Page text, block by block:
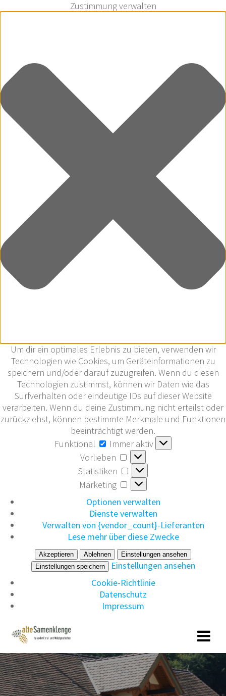
Zustimmung verwalten
Um dir ein optimales Erlebnis zu bieten, verwenden wir
Technologien wie Cookies, um Geräteinformationen zu
speichern und/oder darauf zuzugreifen. Wenn du diesen
Technologien zustimmst, können wir Daten wie das
Surfverhalten oder eindeutige IDs auf dieser Website
verarbeiten. Wenn du deine Zustimmung nicht erteilst oder
zurückziehst, können bestimmte Merkmale und Funktionen
beeinträchtigt werden.
Funktional
Funktional
Immer aktiv
Vorlieben
Vorlieben
Statistiken
Statistiken
Marketing
Marketing
Optionen verwalten
Dienste verwalten
Verwalten von {vendor_count}-Lieferanten
Lese mehr über diese Zwecke
Akzeptieren Ablehnen
Einstellungen ansehen
Einstellungen speichern
Einstellungen ansehen
Cookie-Richtlinie
Datenschutz
Impressum